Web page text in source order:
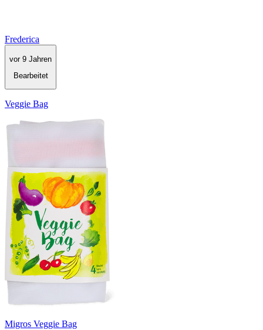
Frederica
vor 9 Jahren
Bearbeitet
Veggie Bag
Migros Veggie Bag